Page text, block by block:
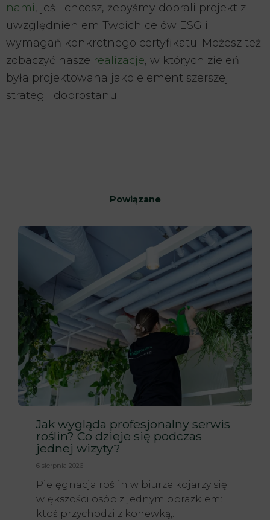
nami, jeśli chcesz, żebyśmy dobrali projekt z
uwzględnieniem Twoich celów ESG i
wymagań konkretnego certyfikatu. Możesz też
zobaczyć nasze realizacje, w których zieleń
była projektowana jako element szerszej
strategii dobrostanu.
Powiązane
Jak wygląda profesjonalny serwis
roślin? Co dzieje się podczas
jednej wizyty?
6 sierpnia 2026
Pielęgnacja roślin w biurze kojarzy się
większości osób z jednym obrazkiem:
ktoś przychodzi z konewką,...